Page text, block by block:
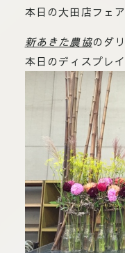
本日の大田店フェア
新あきた農協のダ
本日のディスプレ
大田新店
板橋店
川崎加
flore21
official